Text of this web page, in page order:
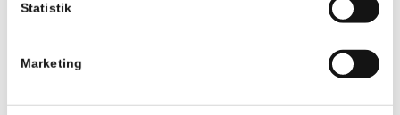
Statistik
Marketing
Kontakt